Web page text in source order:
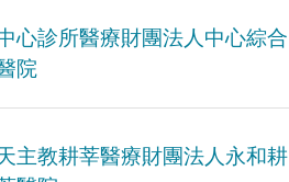
心診所醫療財團法人中心綜合
院
主教耕莘醫療財團法人永和耕